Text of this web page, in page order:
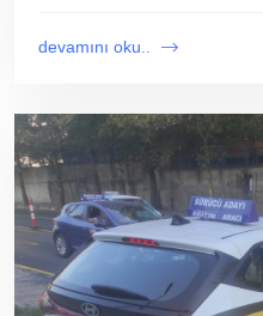
devamını oku..